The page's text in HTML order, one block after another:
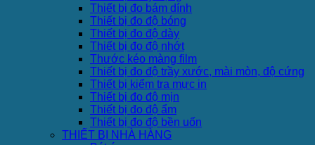
Thiết bị đo bám dính
Thiết bị đo độ bóng
Thiết bị đo độ dày
Thiết bị đo độ nhớt
Thước kéo màng film
Thiết bị đo độ trầy xước, mài mòn, độ cứng
Thiết bị kiểm tra mực in
Thiết bị đo độ mịn
Thiết bị đo độ ẩm
Thiết bị đo độ bền uốn
THIẾT BỊ NHÀ HÀNG